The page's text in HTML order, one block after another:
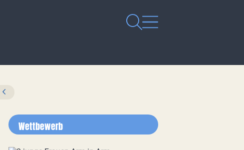
Wettbewerb